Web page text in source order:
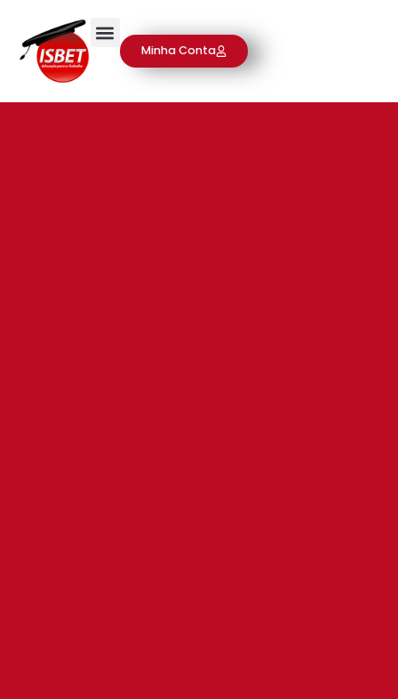
Minha Conta